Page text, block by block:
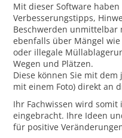
Mit dieser Software
Verbesserungstipps,
Beschwerden
ebenfalls über Mängel
oder illegale
Wegen und Plätzen.
Diese können Sie mit
mit einem Foto) direkt an
Ihr Fachwissen wird
eingebracht. Ihre Ideen
für positive